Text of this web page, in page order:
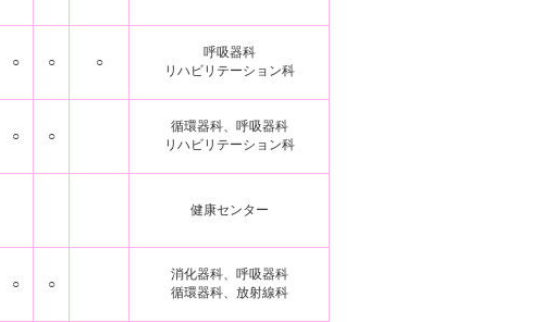
○ ○ ○
呼吸器科
リハビリテーション科
○ ○
循環器科、呼吸器科
リハビリテーション科
健康センター
○ ○
消化器科、呼吸器科
循環器科、放射線科